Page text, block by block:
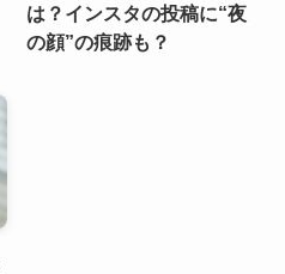
は？インスタの投稿に“夜
の顔”の痕跡も？